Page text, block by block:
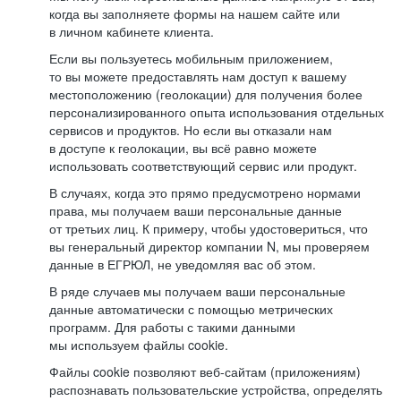
когда вы заполняете формы на нашем сайте или
в личном кабинете клиента.
Если вы пользуетесь мобильным приложением,
то вы можете предоставлять нам доступ к вашему
местоположению (геолокации) для получения более
персонализированного опыта использования отдельных
сервисов и продуктов. Но если вы отказали нам
в доступе к геолокации, вы всё равно можете
использовать соответствующий сервис или продукт.
В случаях, когда это прямо предусмотрено нормами
права, мы получаем ваши персональные данные
от третьих лиц. К примеру, чтобы удостовериться, что
вы генеральный директор компании N, мы проверяем
данные в ЕГРЮЛ, не уведомляя вас об этом.
В ряде случаев мы получаем ваши персональные
данные автоматически с помощью метрических
программ. Для работы с такими данными
мы используем файлы cookie.
Файлы cookie позволяют веб-сайтам (приложениям)
распознавать пользовательские устройства, определять